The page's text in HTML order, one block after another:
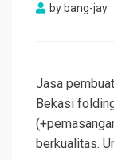
by bang-jay
Jasa
Bekasi
berkualitas.